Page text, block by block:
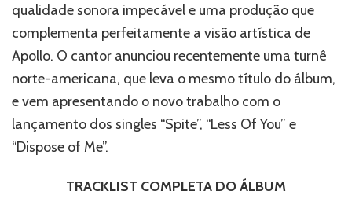
qualidade sonora impecável e uma produção que
complementa perfeitamente a visão artística de
Apollo. O cantor anunciou recentemente uma turnê
norte-americana, que leva o mesmo título do álbum,
e vem apresentando o novo trabalho com o
lançamento dos singles “Spite”, “Less Of You” e
“Dispose of Me”.
TRACKLIST COMPLETA DO ÁLBUM